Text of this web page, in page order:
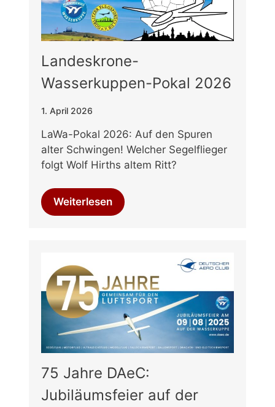
Landeskrone-
Wasserkuppen-Pokal 2026
1. April 2026
LaWa-Pokal 2026: Auf den Spuren
alter Schwingen! Welcher Segelflieger
folgt Wolf Hirths altem Ritt?
Weiterlesen
75 Jahre DAeC:
Jubiläumsfeier auf der